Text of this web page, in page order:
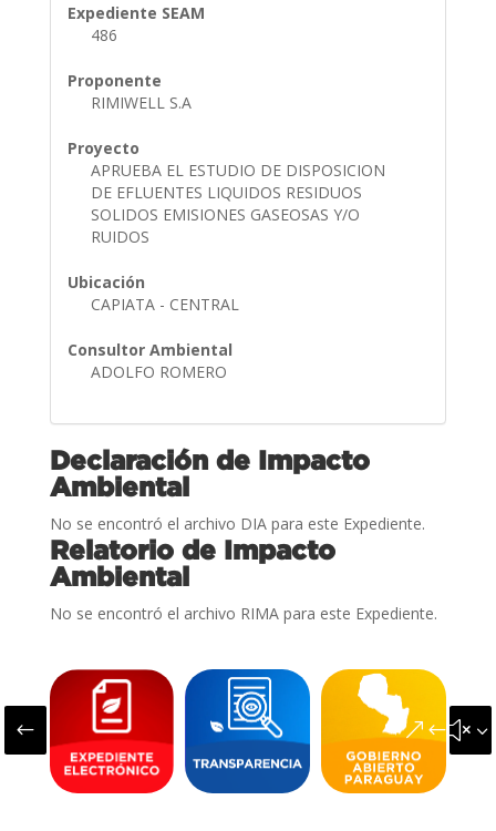
Expediente SEAM
486
Proponente
RIMIWELL S.A
Proyecto
APRUEBA EL ESTUDIO DE DISPOSICION
DE EFLUENTES LIQUIDOS RESIDUOS
SOLIDOS EMISIONES GASEOSAS Y/O
RUIDOS
Ubicación
CAPIATA - CENTRAL
Consultor Ambiental
ADOLFO ROMERO
Declaración de Impacto
Ambiental
No se encontró el archivo DIA para este Expediente.
Relatorio de Impacto
Ambiental
No se encontró el archivo RIMA para este Expediente.
#